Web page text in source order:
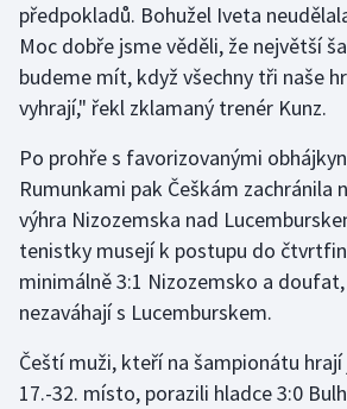
Lezení
Lyže a snowboard
Motorsport
Olympijské hry
Parasport
Plavání
předpokladů. Bohužel Iveta
Moc dobře jsme věděli, že největší
budeme mít, když všechny tři naše
vyhrají," řekl zklamaný trenér Kunz.
Po prohře s favorizovanými
Rumunkami pak Češkám zachránila
výhra Nizozemska nad
tenistky musejí k postupu do
minimálně 3:1 Nizozemsko a
nezaváhají s Lucemburskem.
Čeští muži, kteří na šampionátu
17.-32. místo, porazili hladce 3:0